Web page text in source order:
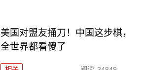
美国对盟友捅刀！中国这步棋，
全世界都看傻了